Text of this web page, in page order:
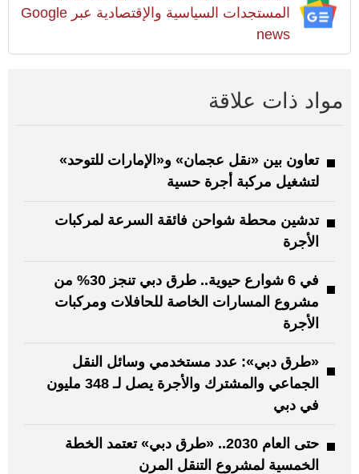
المستجدات السياسية والإقتصادية عبر Google
news
مواد ذات علاقة
تعاون بين «نقل عجمان» و«الإمارات للتوحد»
لتشغيل مركبة أجرة حسية
تدشين محطة شواحن فائقة السرعة لمركبات
الأجرة
في 6 شوارع حيوية.. طرق دبي تنجز 30% من
مشروع المسارات الخاصة للحافلات ومركبات
الأجرة
«طرق دبي»: عدد مستخدمي وسائل النقل
الجماعي والمشترك والأجرة يصل لـ 348 مليون
في دبي
حتى العام 2030.. «طرق دبي» تعتمد الخطة
الخمسية لمشروع التنقل المرن